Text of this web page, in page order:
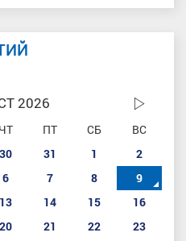
2026
ЧТ ПТ СБ
ВС
30 31 1
2
6 7 8
9
13 14 15
16
20 21 22
23